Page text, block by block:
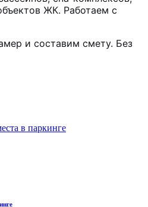
ЖК. Работаем с
и составим смету. Без